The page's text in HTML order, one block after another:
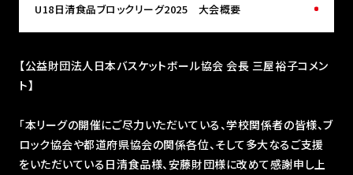
U18日清食品ブロックリーグ2025 大会概要
【公益財団法人日本バスケットボール協会 会長 三屋裕子コメン
ト】
「本リーグの開催にご尽⼒いただいている、学校関係者の皆様、ブ
ロック協会や都道府県協会の関係各位、そして多⼤なるご⽀援
をいただいている⽇清⾷品様、安藤財団様に改めて感謝申し上